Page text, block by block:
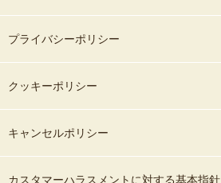
プライバシーポリシー
クッキーポリシー
キャンセルポリシー
カスタマーハラスメントに対する基本指針